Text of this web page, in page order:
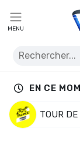
MENU
EN CE
TOUR DE